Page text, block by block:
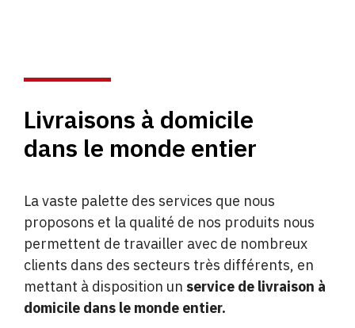
Livraisons à domicile
dans le monde entier
La vaste palette des services que nous
proposons et la qualité de nos produits nous
permettent de travailler avec de nombreux
clients dans des secteurs très différents, en
mettant à disposition un service de livraison à
domicile dans le monde entier.